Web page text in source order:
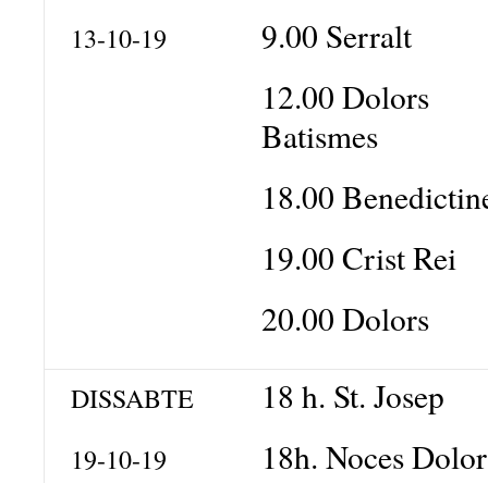
13-10-19
9.00 Serralt
12.00 Dolors
Batismes
18.00
19.00 Crist Rei
20.00 Dolors
DISSABTE
19-10-19
18 h. St. Josep
18h. Noces